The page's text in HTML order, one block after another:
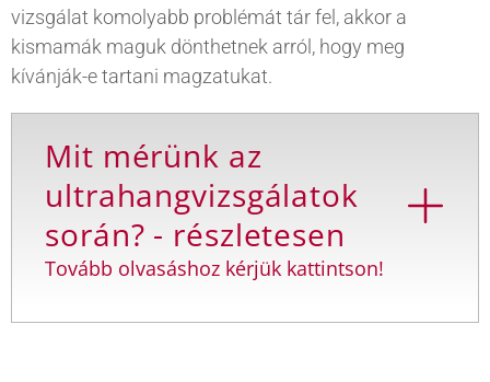
vizsgálat komolyabb problémát tár fel, akkor a
kismamák maguk dönthetnek arról, hogy meg
kívánják-e tartani magzatukat.
Mit mérünk az
ultrahangvizsgálatok
során? - részletesen
Tovább olvasáshoz kérjük kattintson!